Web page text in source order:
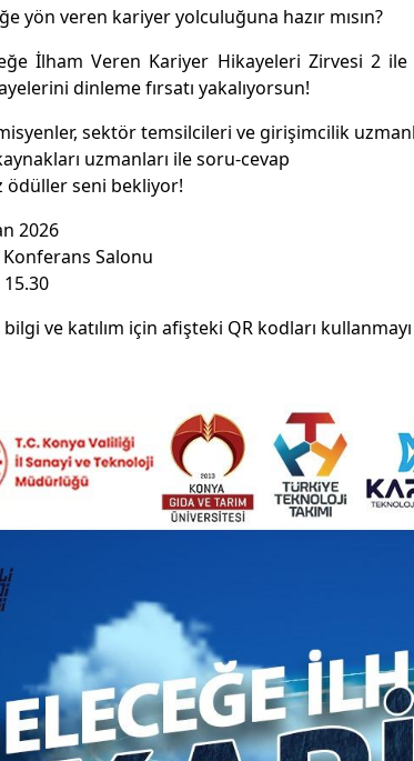
yön veren kariyer yolculuğuna hazır mısın?
İlham Veren Kariyer Hikayeleri Zirvesi 2
dinleme fırsatı yakalıyorsun!
sektör temsilcileri ve girişimcilik
uzmanları ile soru-cevap
ödüller seni bekliyor!
2026
Salonu
bilgi ve katılım için afişteki QR kodları